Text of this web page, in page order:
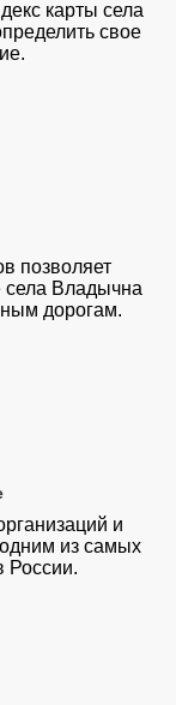
карты села
свое
позволяет
села Владычна
дорогам.
и
из самых
России.